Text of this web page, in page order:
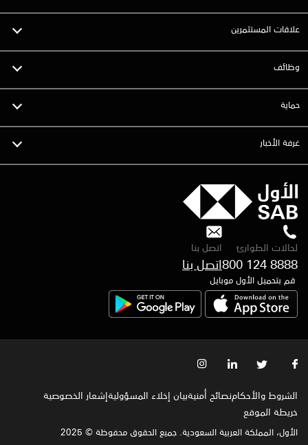
علاقات المستثمرين
وظائف
حماية
غرفة الأخبار
لحالات الطوارئ
800 124 8888
اتصل بنا
قم بتحميل الأول موبايل
الشروط والأحكامنصائح أمنيةبيان إخلاء المسؤوليةإشعار الخصوصية‍
خريطة الموقع
الأول، المملكة العربية السعودية. جميع الحقوق محفوظة © 2025